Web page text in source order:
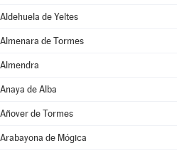
Aldehuela de Yeltes
Almenara de Tormes
Almendra
Anaya de Alba
Añover de Tormes
Arabayona de Mógica